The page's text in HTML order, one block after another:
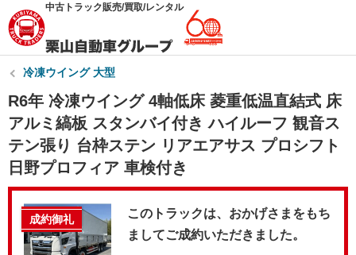
中古トラック販売/買取/レンタル
冷凍ウイング 大型
R6年 冷凍ウイング 4軸低床 菱重低温直結式 床
アルミ縞板 スタンバイ付き ハイルーフ 観音ス
テン張り 台枠ステン リアエアサス プロシフト
日野プロフィア 車検付き
成約御礼
このトラックは、おかげさまをもち
ましてご成約いただきました。